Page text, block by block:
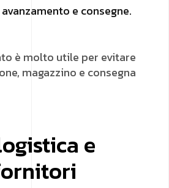
e consegne.
è molto utile per evitare
magazzino e consegna
e